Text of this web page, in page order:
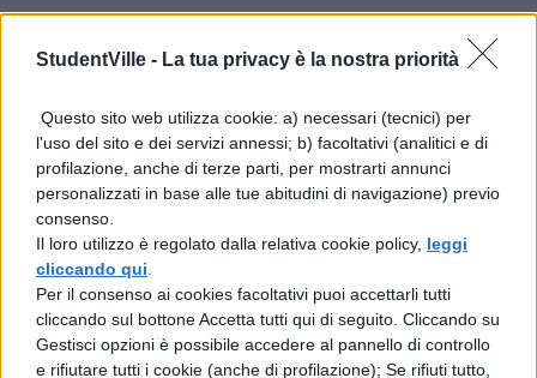
StudentVille - La tua privacy è la nostra priorità
Questo sito web utilizza cookie: a) necessari (tecnici) per
l'uso del sito e dei servizi annessi; b) facoltativi (analitici e di
profilazione, anche di terze parti, per mostrarti annunci
personalizzati in base alle tue abitudini di navigazione) previo
consenso.
Il loro utilizzo è regolato dalla relativa cookie policy, leggi
cliccando qui
Per il consenso ai cookies facoltativi puoi accettarli tutti
cliccando sul bottone Accetta tutti qui di seguito. Cliccando su
Gestisci opzioni è possibile accedere al pannello di controllo
e rifiutare tutti i cookie (anche di profilazione); Se rifiuti tutto,
Tribuna laterale – intero: € 45,00
Tribunetta alta – intero: € 35,00
(commissione € 2,21)
Vi consigliamo di procedere in fretta in
quanto, trovandoci a ridosso delle date, i
biglietti potrebbero andare sold out.